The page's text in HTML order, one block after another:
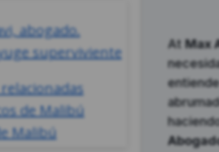
abogado.
superviviente
de Malibú
Malibú
At Max